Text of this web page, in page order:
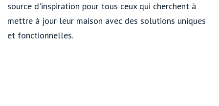
source d'inspiration pour tous ceux qui cherchent à
mettre à jour leur maison avec des solutions uniques
et fonctionnelles.